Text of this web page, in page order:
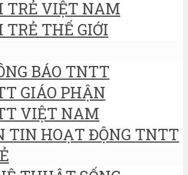
TRẺ VIỆT NAM
TRẺ THẾ GIỚI
BÁO TNTT
GIÁO PHẬN
VIỆT NAM
TIN HOẠT ĐỘNG TNTT